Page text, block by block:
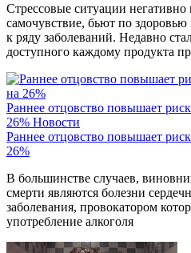
Стрессовые ситуации
самочувствие, бьют по
к ряду заболеваний. Недавно
доступного каждому продукта
Раннее отцовство повышает
26% Новости
Раннее отцовство повышает
26%
В большинстве случаев,
смерти являются болезни
заболевания, провокатором
употребление алкоголя